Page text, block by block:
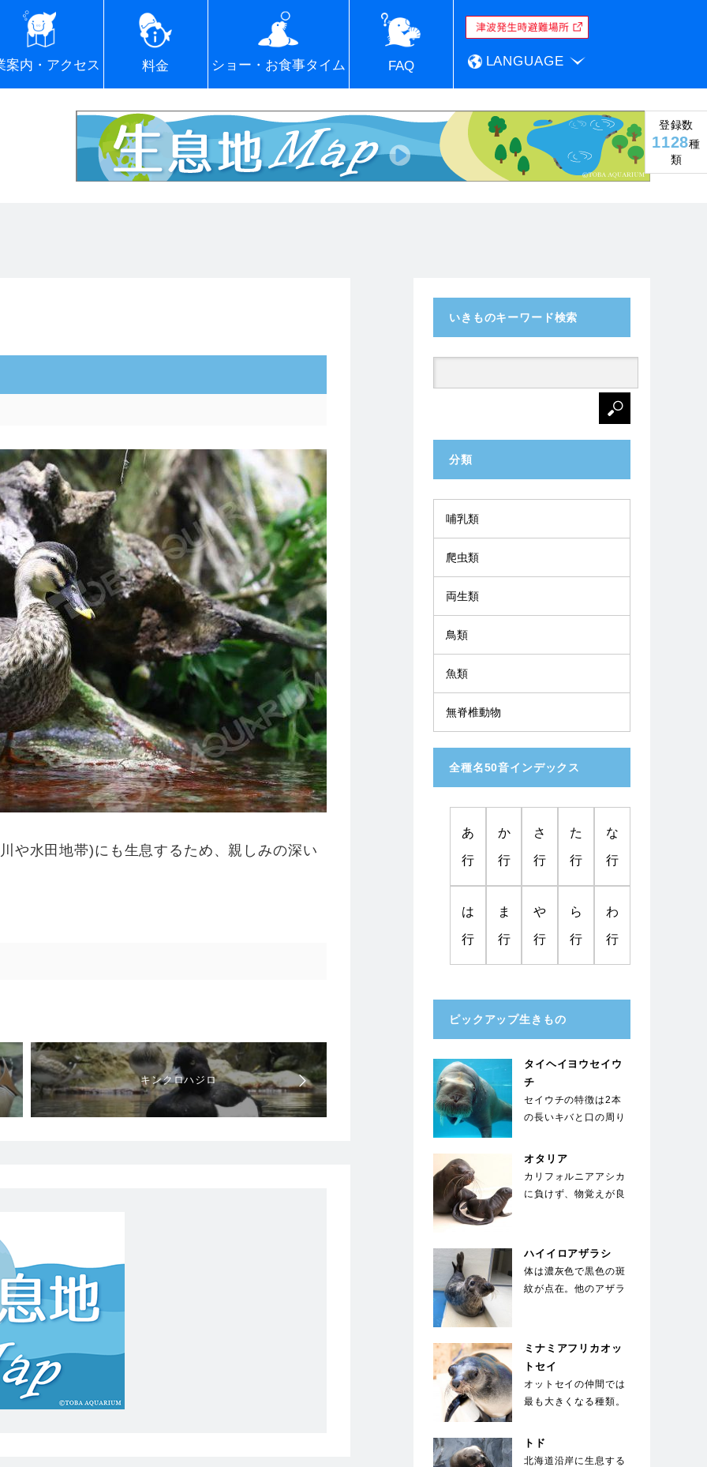
案内・アクセス 料金 ショー・お食事タイム FAQ LANGUAGE
登録数
1128種
類
や水田地帯)にも生息するため、親しみの深い
キンクロハジロ
いきものキーワード検索
分類
哺乳類
爬虫類
両生類
鳥類
魚類
無脊椎動物
全種名50音インデックス
あ
行
か
行
さ
行
た
行
な
行
は
行
ま
行
や
行
ら
行
わ
行
ピックアップ生きもの
タイヘイヨウセイウ
チ
セイウチの特徴は2本
の長いキバと口の周り
ゲ。キバは上顎の犬…
オタリア
カリフォルニアアシカ
に負けず、物覚えが良
ハイイロアザラシ
体は濃灰色で黒色の斑
紋が点在。他のアザラ
ミナミアフリカオッ
トセイ
オットセイの仲間では
最も大きくなる種類。
綿毛のような下毛が
密…
トド
北海道沿岸に生息する